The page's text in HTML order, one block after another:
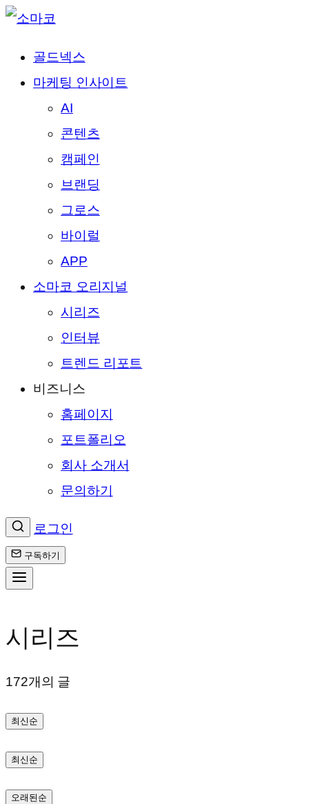
골드넥스
마케팅 인사이트
AI
콘텐츠
캠페인
브랜딩
그로스
바이럴
APP
소마코 오리지널
시리즈
인터뷰
트렌드 리포트
비즈니스
홈페이지
포트폴리오
회사 소개서
문의하기
로그인
구독하기
텐
로
로
가
시리즈
172개의 글
최신순
최신순
오래된순